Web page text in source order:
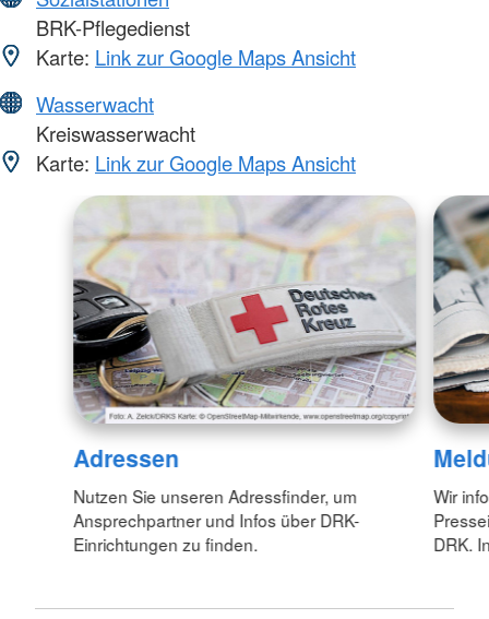
BRK-Pflegedienst
Karte: Link zur Google Maps Ansicht
Wasserwacht
Kreiswasserwacht
Karte: Link zur Google Maps Ansicht
Adressen
Nutzen Sie unseren Adressfinder, um
Ansprechpartner und Infos über DRK-
Einrichtungen zu finden.
Wir
DRK.